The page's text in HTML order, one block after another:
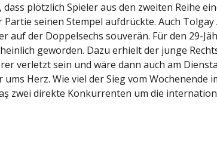
plötzlich Spieler aus den zweiten Reihe
seinen Stempel aufdrückte. Auch
auf der Doppelsechs souverän. Für den 29-
geworden. Dazu erhielt der junge
verletzt sein und wäre dann auch am
Herz. Wie viel der Sieg vom Wochenende
zwei direkte Konkurrenten um die